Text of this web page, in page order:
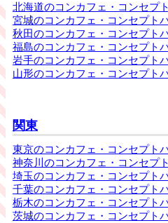
北海道のコンカフェ・コンセプ
宮城のコンカフェ・コンセプト
秋田のコンカフェ・コンセプト
福島のコンカフェ・コンセプト
岩手のコンカフェ・コンセプト
山形のコンカフェ・コンセプト
関東
東京のコンカフェ・コンセプト
神奈川のコンカフェ・コンセプ
埼玉のコンカフェ・コンセプト
千葉のコンカフェ・コンセプト
栃木のコンカフェ・コンセプト
茨城のコンカフェ・コンセプト